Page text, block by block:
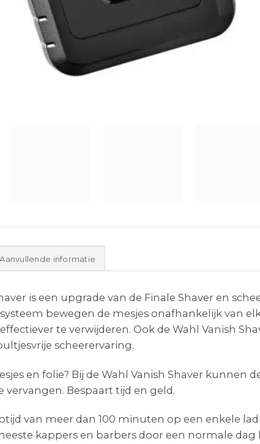
Aanvullende informatie
is een upgrade van de Finale Shaver en
bewegen de mesjes onafhankelijk van
te verwijderen. Ook de Wahl Vanish
scheerervaring.
en folie? Bij de Wahl Vanish Shaver
vervangen. Bespaart tijd en geld.
van meer dan 100 minuten op een enkele
kappers en barbers door een normale